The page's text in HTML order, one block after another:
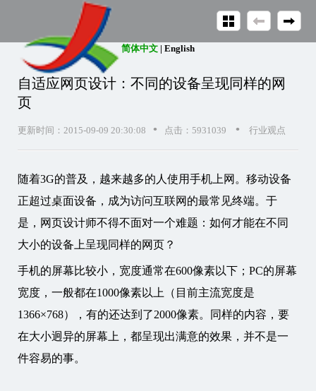
自适应网页设计：不同的设备呈现同样的网
页
更新时间：2015-09-09 20:30:08 • 点击：5931039 • 行业观点
随着3G的普及，越来越多的人使用手机上网。移动设备
正超过桌面设备，成为访问互联网的最常见终端。于
是，网页设计师不得不面对一个难题：如何才能在不同
大小的设备上呈现同样的网页？
手机的屏幕比较小，宽度通常在600像素以下；PC的屏幕
宽度，一般都在1000像素以上（目前主流宽度是
1366×768），有的还达到了2000像素。同样的内容，要
在大小迥异的屏幕上，都呈现出满意的效果，并不是一
件容易的事。
简体中文 | English